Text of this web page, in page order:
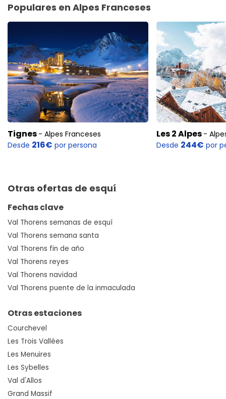
Populares en Alpes Franceses
Tignes - Alpes Franceses
Desde 216€ por persona
Les 2 Alpes -
Desde 244€ por
Otras ofertas de esquí
Fechas clave
Val Thorens semanas de esquí
Val Thorens semana santa
Val Thorens fin de año
Val Thorens reyes
Val Thorens navidad
Val Thorens puente de la inmaculada
Otras estaciones
Courchevel
Les Trois Vallées
Les Menuires
Les Sybelles
Val d'Allos
Grand Massif